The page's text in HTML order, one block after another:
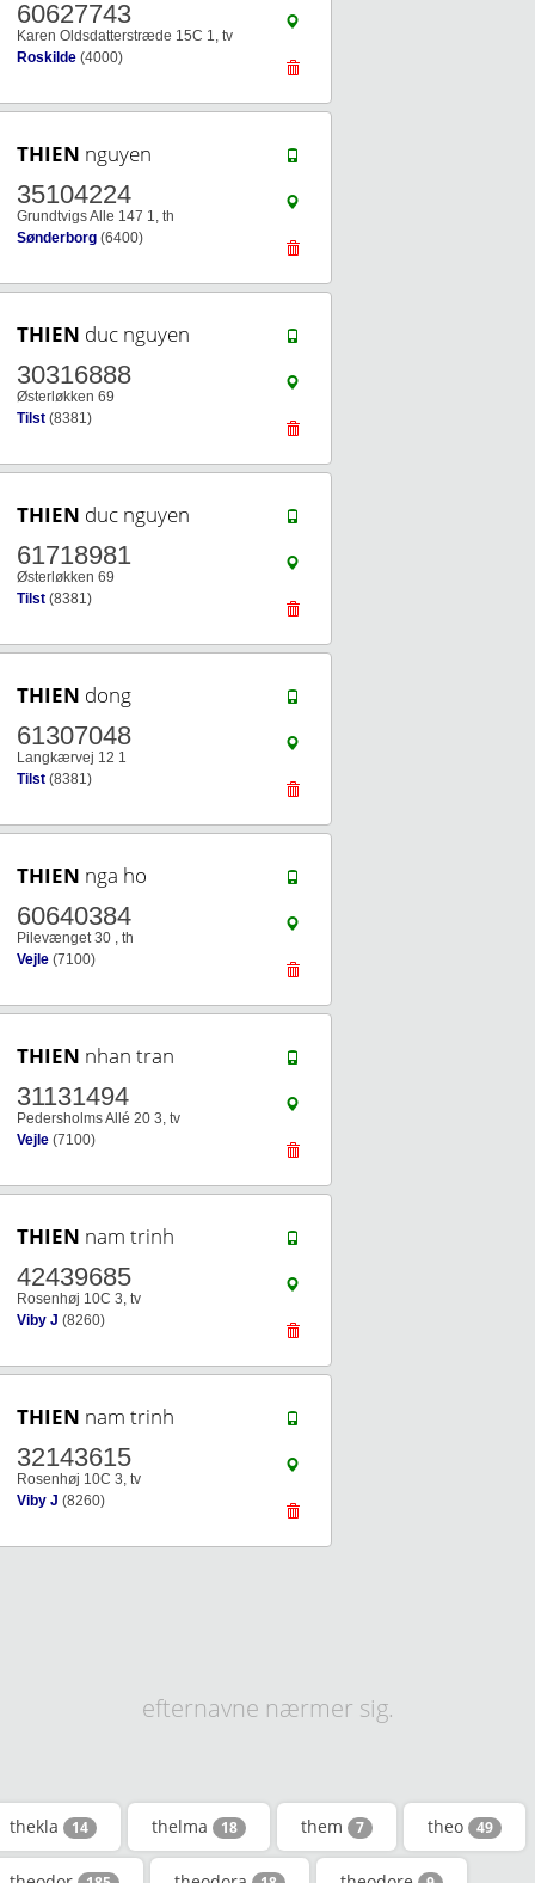
60627743
Karen Oldsdatterstræde 15C 1, tv
Roskilde (4000)
THIEN nguyen
35104224
Grundtvigs Alle 147 1, th
Sønderborg (6400)
THIEN duc nguyen
30316888
Østerløkken 69
Tilst (8381)
THIEN duc nguyen
61718981
Østerløkken 69
Tilst (8381)
THIEN dong
61307048
Langkærvej 12 1
Tilst (8381)
THIEN nga ho
60640384
Pilevænget 30 , th
Vejle (7100)
THIEN nhan tran
31131494
Pedersholms Allé 20 3, tv
Vejle (7100)
THIEN nam trinh
42439685
Rosenhøj 10C 3, tv
Viby J (8260)
THIEN nam trinh
32143615
Rosenhøj 10C 3, tv
Viby J (8260)
efternavne nærmer sig.
thekla 14 thelma 18 them 7 theo 49